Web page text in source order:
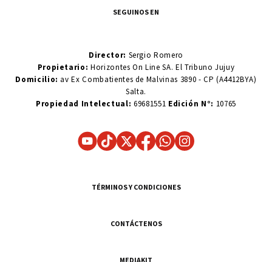
SEGUINOS EN
Director: Sergio Romero
Propietario:Horizontes On Line SA. El Tribuno Jujuy
Domicilio: av Ex Combatientes de Malvinas 3890 - CP (A4412BYA)
Salta.
Propiedad Intelectual: 69681551 Edición N°: 10765
TÉRMINOS Y CONDICIONES
CONTÁCTENOS
MEDIAKIT